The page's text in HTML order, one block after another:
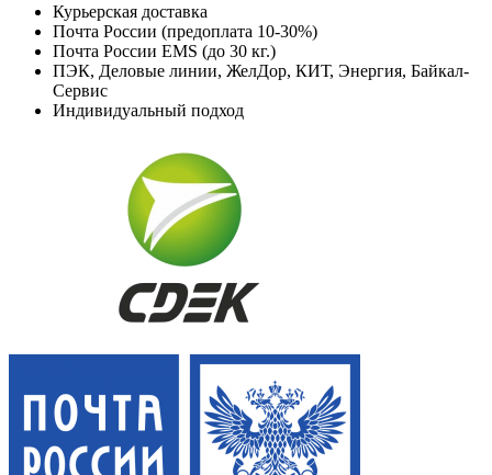
Курьерская доставка
Почта России (предоплата 10-30%)
Почта России EMS (до 30 кг.)
ПЭК, Деловые линии, ЖелДор, КИТ, Энергия, Байкал-
Сервис
Индивидуальный подход